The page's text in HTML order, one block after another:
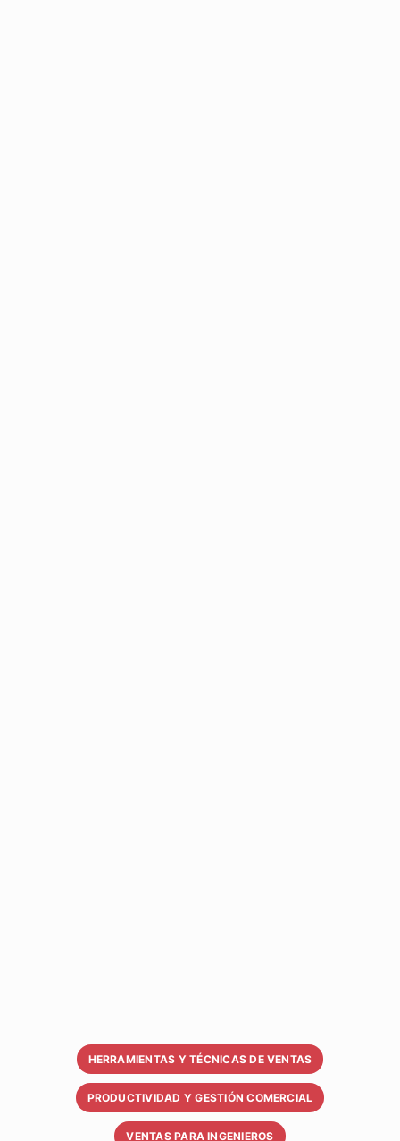
HERRAMIENTAS Y TÉCNICAS DE VENTAS
PRODUCTIVIDAD Y GESTIÓN COMERCIAL
VENTAS PARA INGENIEROS